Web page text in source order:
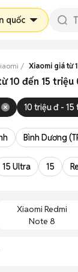
quốc
Xiaomi giá từ
10 đến 15
10 triệu đ - 15
Bình Dương
15 Ultra 15
Xiaomi Redmi
Note 8